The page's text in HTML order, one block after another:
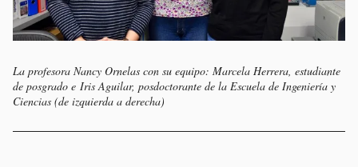
La profesora Nancy Ornelas con su equipo: Marcela Herrera, estudiante
de posgrado e Iris Aguilar, posdoctorante de la Escuela de Ingeniería y
Ciencias (de izquierda a derecha)